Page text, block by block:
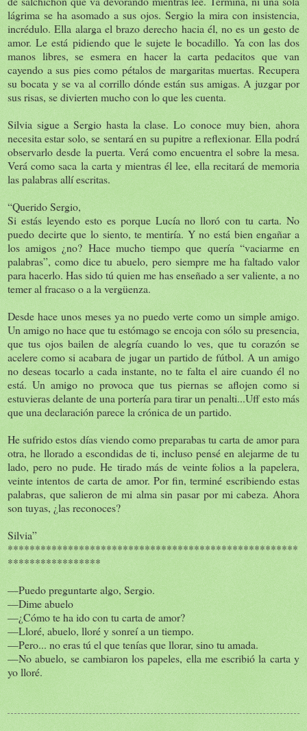
lágrima se ha asomado a sus ojos. Sergio la mira con insistencia,
incrédulo. Ella alarga el brazo derecho hacia él, no es un gesto de
amor. Le está pidiendo que le sujete le bocadillo. Ya con las dos
manos libres, se esmera en hacer la carta pedacitos que van
cayendo a sus pies como pétalos de margaritas muertas. Recupera
su bocata y se va al corrillo dónde están sus amigas. A juzgar por
sus risas, se divierten mucho con lo que les cuenta.
Silvia sigue a Sergio hasta la clase. Lo conoce muy bien, ahora
necesita estar solo, se sentará en su pupitre a reflexionar. Ella podrá
observarlo desde la puerta. Verá como encuentra el sobre la mesa.
Verá como saca la carta y mientras él lee, ella recitará de memoria
las palabras allí escritas.
“Querido Sergio,
Si estás leyendo esto es porque Lucía no lloró con tu carta. No
puedo decirte que lo siento, te mentiría. Y no está bien engañar a
los amigos ¿no? Hace mucho tiempo que quería “vaciarme en
palabras”, como dice tu abuelo, pero siempre me ha faltado valor
para hacerlo. Has sido tú quien me has enseñado a ser valiente, a no
temer al fracaso o a la vergüenza.
Desde hace unos meses ya no puedo verte como un simple amigo.
Un amigo no hace que tu estómago se encoja con sólo su presencia,
que tus ojos bailen de alegría cuando lo ves, que tu corazón se
acelere como si acabara de jugar un partido de fútbol. A un amigo
no deseas tocarlo a cada instante, no te falta el aire cuando él no
está. Un amigo no provoca que tus piernas se aflojen como si
estuvieras delante de una portería para tirar un penalti...Uff esto más
que una declaración parece la crónica de un partido.
He sufrido estos días viendo como preparabas tu carta de amor para
otra, he llorado a escondidas de ti, incluso pensé en alejarme de tu
lado, pero no pude. He tirado más de veinte folios a la papelera,
veinte intentos de carta de amor. Por fin, terminé escribiendo estas
palabras, que salieron de mi alma sin pasar por mi cabeza. Ahora
son tuyas, ¿las reconoces?
Silvia”
*****************************************************
*****************
—Puedo preguntarte algo, Sergio.
—Dime abuelo
—¿Cómo te ha ido con tu carta de amor?
—Lloré, abuelo, lloré y sonreí a un tiempo.
—Pero... no eras tú el que tenías que llorar, sino tu amada.
—No abuelo, se cambiaron los papeles, ella me escribió la carta y
yo lloré.